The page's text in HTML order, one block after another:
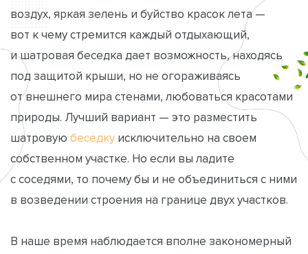
воздух, яркая зелень и буйство красок лета —
вот к чему стремится каждый отдыхающий,
и шатровая беседка дает возможность, находясь
под защитой крыши, но не огораживаясь
от внешнего мира стенами, любоваться красотами
природы. Лучший вариант — это разместить
шатровую беседку исключительно на своем
собственном участке. Но если вы ладите
с соседями, то почему бы и не объединиться с ними
в возведении строения на границе двух участков.
В наше время наблюдается вполне закономерный